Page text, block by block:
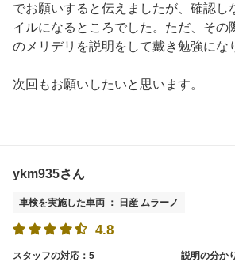
でお願いすると伝えましたが、確認し
イルになるところでした。ただ、その
のメリデリを説明をして戴き勉強にな
次回もお願いしたいと思います。
ykm935さん
車検を実施した車両 ： 日産 ムラーノ
4.8
スタッフの対応：5
説明の分か